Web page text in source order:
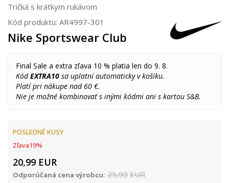
Tričká s krátkym rukávom
Kód produktu: AR4997-301
Nike Sportswear Club
Final Sale a extra zľava 10 % platia len do 9. 8.
KódEXTRA10 sa uplatní automaticky v košíku.
Platí pri nákupe nad 60 €.
Nie je možné kombinovať s inými kódmi ani s kartou S&B.
POSLEDNÉ KUSY
Zľava19%
20,99 EUR
Odporúčaná cena výrobcu: 25,99 EUR